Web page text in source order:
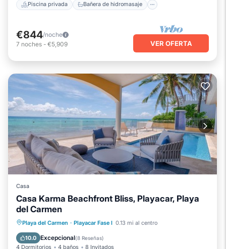
Piscina privada Bañera de hidromasaje
€844/noche
7 noches - €5,909 VER OFERTA
Casa
Casa Karma Beachfront Bliss, Playacar, Playa
del Carmen
Playa del Carmen · Playacar Fase I 0.13 mi al centro
10.0 Excepcional(8 Reseñas)
4 Dormitorios 4 baños 8 Invitados
Piscina privada
Frente al mar
Bañera de hidromasaje